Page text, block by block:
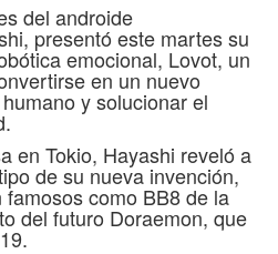
del androide
presentó este martes su
emocional, Lovot, un
en un nuevo
y solucionar el
en Tokio, Hayashi reveló a
de su nueva invención,
como BB8 de la
del futuro Doraemon, que